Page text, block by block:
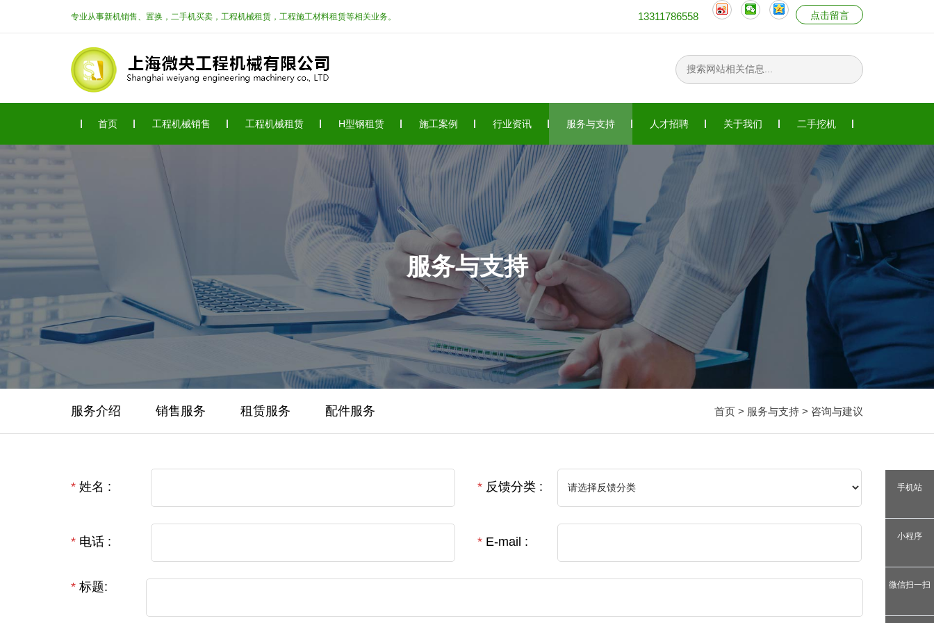
专业从事新机销售、置换，二手机买卖，工程机械租赁，工程施工材料租赁等相关业务。 13311786558 点击留言
首页 工程机械销售 工程机械租赁 H型钢租赁 施工案例 行业资讯 服务与支持 人才招聘 关于我们 二手挖机
服务与支持
服务介绍 销售服务 租赁服务 配件服务 首页 > 服务与支持 > 咨询与建议
* 姓名 : * 反馈分类 :
* 电话 : * E-mail :
* 标题:
手机站
小程序
微信扫一扫